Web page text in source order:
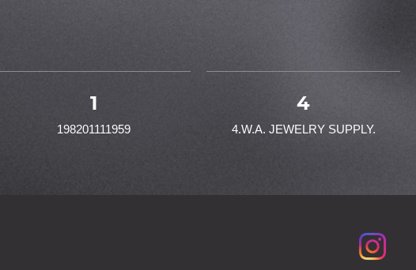
1
198201111959
4
4.W.A. JEWELRY SUPPLY.